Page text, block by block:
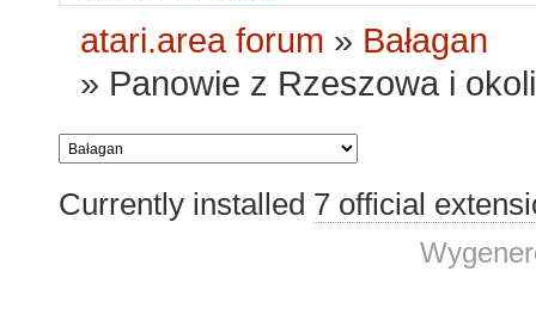
atari.area forum » Bałagan
» Panowie z Rzeszowa i
Currently installed 7 official